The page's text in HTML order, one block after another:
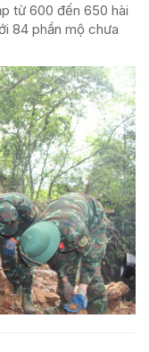
từ 600 đến 650 hài
84 phần mộ chưa